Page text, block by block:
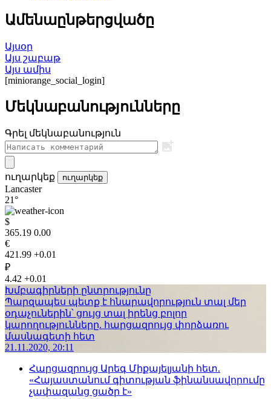
Ամենաընթերցվածը
Այսօր
Այս շաբաթ
Այս ամիս
[miniorange_social_login]
Մեկնաբանությունները
Գրել մեկնաբանություն
ուղարկեք ուղարկեք
Lancaster
21°
$
365.19 0.00
€
421.99 +0.01
₽
4.42 +0.01
Խմբագիրների ընտրությունը
Պարզապես պետք է հնարավորություն տալ մեր
օդաչուներին՝ ցույց տալ իրենց բոլոր
կարողությունները. հարցազրույց փորձառու
մասնագետի հետ
21.11.2020, 20:11
Հարցազրույց Արեգ Միքայելյանի հետ.
«Հայաստանում գիտության ֆինանսավորումը
չափազանց ցածր է»